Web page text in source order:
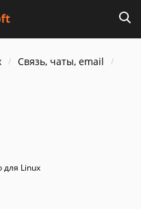
Связь, чаты, email
для Linux